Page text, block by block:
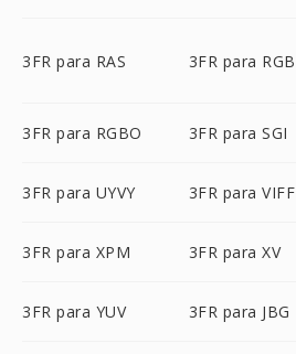
3FR para RAS 3FR para RGB
3FR para RGBO 3FR para SGI
3FR para UYVY 3FR para VIFF
3FR para XPM 3FR para XV
3FR para YUV 3FR para JBG